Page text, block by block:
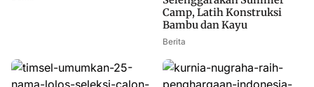
Camp, Latih Konstruksi
Bambu dan Kayu
Berita